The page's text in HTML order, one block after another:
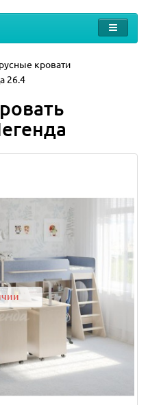
кровати
26.4